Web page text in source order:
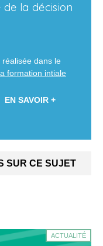
la décision
dans le
formation intiale
EN SAVOIR +
SUR CE SUJET
ACTUALITÉ